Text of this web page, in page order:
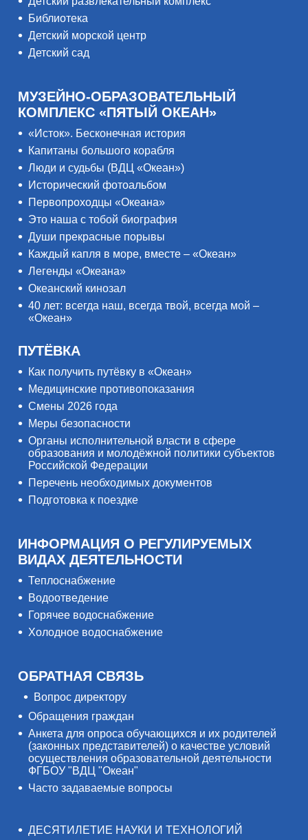
Библиотека
Детский морской центр
Детский сад
МУЗЕЙНО-ОБРАЗОВАТЕЛЬНЫЙ
КОМПЛЕКС «ПЯТЫЙ ОКЕАН»
«Исток». Бесконечная история
Капитаны большого корабля
Люди и судьбы (ВДЦ «Океан»)
Исторический фотоальбом
Первопроходцы «Океана»
Это наша с тобой биография
Души прекрасные порывы
Каждый капля в море, вместе – «Океан»
Легенды «Океана»
Океанский кинозал
40 лет: всегда наш, всегда твой, всегда мой –
«Океан»
ПУТЁВКА
Как получить путёвку в «Океан»
Медицинские противопоказания
Смены 2026 года
Меры безопасности
Органы исполнительной власти в сфере
образования и молодёжной политики субъектов
Российской Федерации
Перечень необходимых документов
Подготовка к поездке
ИНФОРМАЦИЯ О РЕГУЛИРУЕМЫХ
ВИДАХ ДЕЯТЕЛЬНОСТИ
Теплоснабжение
Водоотведение
Горячее водоснабжение
Холодное водоснабжение
ОБРАТНАЯ СВЯЗЬ
Вопрос директору
Обращения граждан
Анкета для опроса обучающихся и их родителей
(законных представителей) о качестве условий
осуществления образовательной деятельности
ФГБОУ "ВДЦ "Океан"
Часто задаваемые вопросы
ДЕСЯТИЛЕТИЕ НАУКИ И ТЕХНОЛОГИЙ